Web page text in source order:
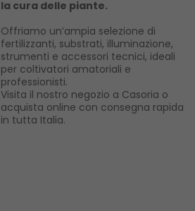
la cura delle piante.
Offriamo un’ampia selezione di
fertilizzanti, substrati, illuminazione,
strumenti e accessori tecnici, ideali
per coltivatori amatoriali e
professionisti.
Visita il nostro negozio a Casoria o
acquista online con consegna rapida
in tutta Italia.